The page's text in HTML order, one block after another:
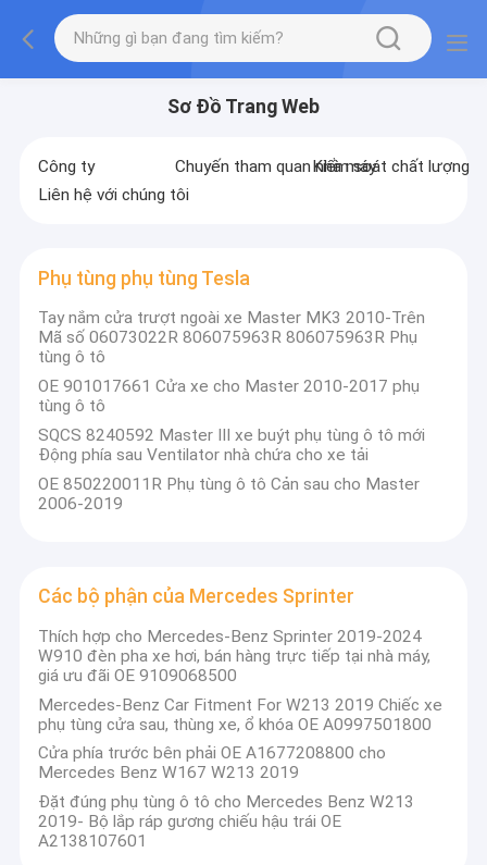
Sơ Đồ Trang Web
Công ty Chuyến tham quan nhà máyKiểm soát chất lượng
Liên hệ với chúng tôi
Phụ tùng phụ tùng Tesla
Tay nắm cửa trượt ngoài xe Master MK3 2010-Trên
Mã số 06073022R 806075963R 806075963R Phụ
tùng ô tô
OE 901017661 Cửa xe cho Master 2010-2017 phụ
tùng ô tô
SQCS 8240592 Master III xe buýt phụ tùng ô tô mới
Động phía sau Ventilator nhà chứa cho xe tải
OE 850220011R Phụ tùng ô tô Cản sau cho Master
2006-2019
Các bộ phận của Mercedes Sprinter
Thích hợp cho Mercedes-Benz Sprinter 2019-2024
W910 đèn pha xe hơi, bán hàng trực tiếp tại nhà máy,
giá ưu đãi OE 9109068500
Mercedes-Benz Car Fitment For W213 2019 Chiếc xe
phụ tùng cửa sau, thùng xe, ổ khóa OE A0997501800
Cửa phía trước bên phải OE A1677208800 cho
Mercedes Benz W167 W213 2019
Đặt đúng phụ tùng ô tô cho Mercedes Benz W213
2019- Bộ lắp ráp gương chiếu hậu trái OE
A2138107601